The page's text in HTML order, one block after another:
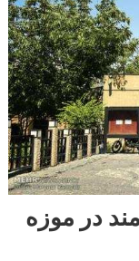
در موزه